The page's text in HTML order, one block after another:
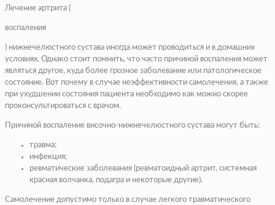
Лечение артрита (
воспаления
) нижнечелюстного сустава иногда может проводиться и в домашних
условиях. Однако стоит помнить, что часто причиной воспаления может
являться другое, куда более грозное заболевание или патологическое
состояние. Вот почему в случае неэффективности самолечения, а также
при ухудшении состояния пациента необходимо как можно скорее
проконсультироваться с врачом.
Причиной воспаление височно-нижнечелюстного сустава могут быть:
травма;
инфекция;
ревматические заболевания (ревматоидный артрит, системная
красная волчанка, подагра и некоторые другие).
Самолечение допустимо только в случае легкого травматического